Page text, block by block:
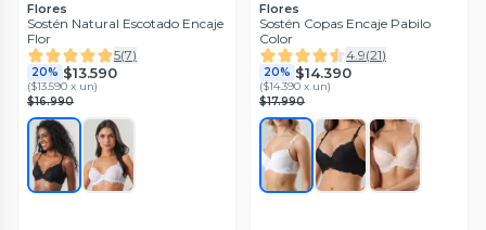
Flores
Sostén Natural Escotado Encaje
Flor
5(7)
20% $13.590
($13.590 x un)
$16.990
Flores
Sostén Copas Encaje Pabilo
Color
4.9(21)
20% $14.390
($14.390 x un)
$17.990